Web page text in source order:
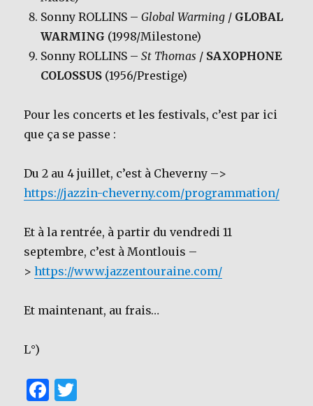
Sonny ROLLINS –Global Warming / GLOBAL
WARMING (1998/Milestone)
Sonny ROLLINS –St Thomas / SAXOPHONE
COLOSSUS (1956/Prestige)
Pour les concerts et les festivals, c’est par ici
que ça se passe :
Du 2 au 4 juillet, c’est à Cheverny –>
https://jazzin-cheverny.com/programmation/
Et à la rentrée, à partir du vendredi 11
septembre, c’est à Montlouis –
>https://www.jazzentouraine.com/
Et maintenant, au frais…
L°)
F